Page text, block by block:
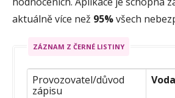
aktuálně více než 95%všech
ZÁZNAM Z ČERNÉ LISTINY
Provozovatel/důvod
zápisu